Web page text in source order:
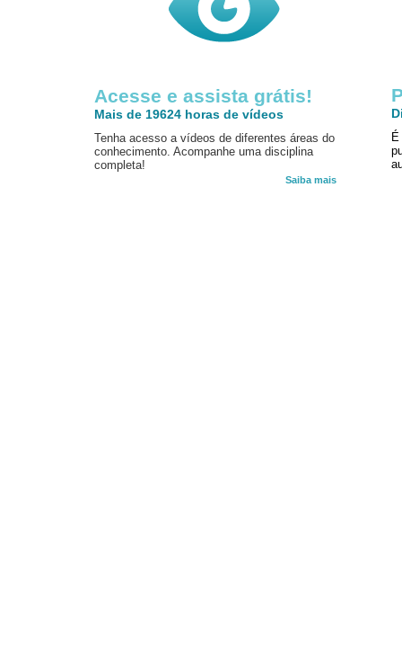
Acesse e assista grátis!
Mais de 19624 horas de vídeos
Tenha acesso a vídeos de diferentes áreas do
conhecimento. Acompanhe uma disciplina
completa!
Saiba mais